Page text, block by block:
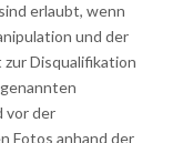
erlaubt, wenn
und der
Disqualifikation
vor der
Fotos anhand der